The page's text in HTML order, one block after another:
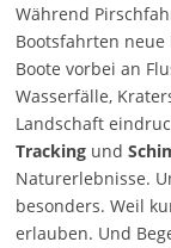
Während
Bootsfahrten
Boote vorbei an
Wasserfälle,
Landschaft
Trackingund
Naturerlebnisse.
besonders. Weil
erlauben. Und